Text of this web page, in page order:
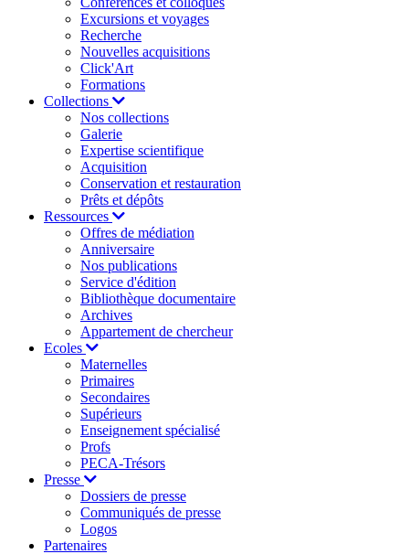
Excursions et voyages
Recherche
Nouvelles acquisitions
Click'Art
Formations
Collections
Nos collections
Galerie
Expertise scientifique
Acquisition
Conservation et restauration
Prêts et dépôts
Ressources
Offres de médiation
Anniversaire
Nos publications
Service d'édition
Bibliothèque documentaire
Archives
Appartement de chercheur
Ecoles
Maternelles
Primaires
Secondaires
Supérieurs
Enseignement spécialisé
Profs
PECA-Trésors
Presse
Dossiers de presse
Communiqués de presse
Logos
Partenaires